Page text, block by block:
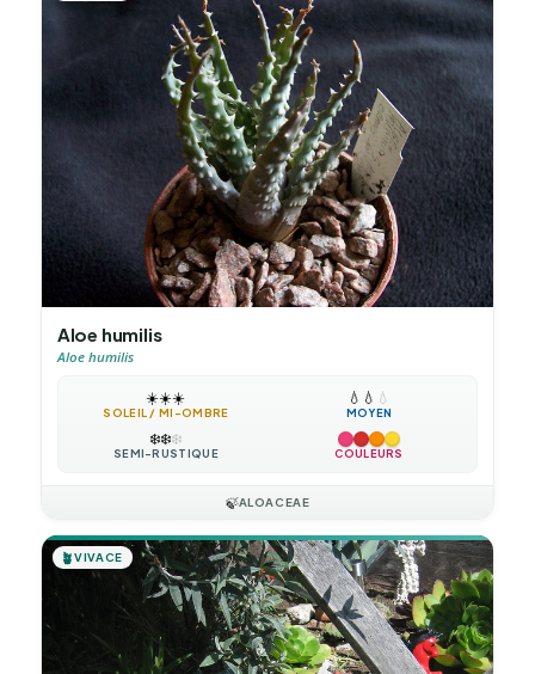
Aloe humilis
Aloe humilis
☀️☀️☀️
SOLEIL / MI-OMBRE
💧 💧 💧
MOYEN
❄️❄️❄️
SEMI-RUSTIQUE COULEURS
🍃ALOACEAE
🪴VIVACE